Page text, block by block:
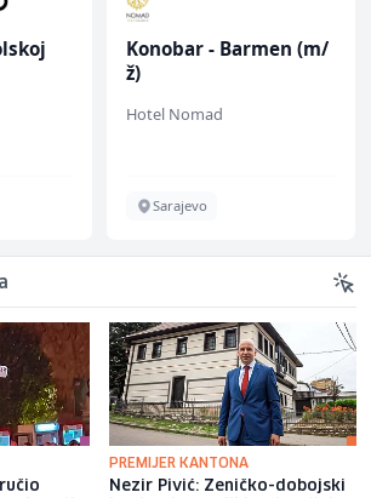
Konobar - Barmen (m/
ž)
Hotel Nomad
Sarajevo
PREMIJER KANTONA
Nezir Pivić: Zeničko-dobojski